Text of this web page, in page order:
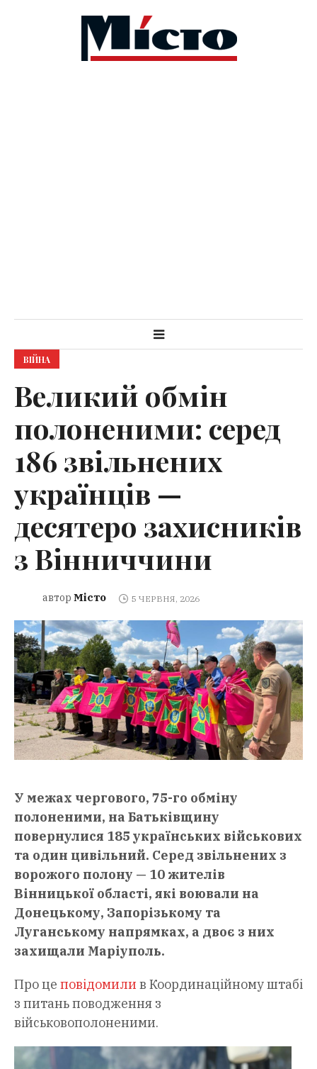
ВІЙНА
Великий обмін
полоненими: серед
186 звільнених
українців —
десятеро захисників
з Вінниччини
автор Місто 5 ЧЕРВНЯ, 2026
У межах чергового, 75-го обміну
полоненими, на Батьківщину
повернулися 185 українських військових
та один цивільний. Серед звільнених з
ворожого полону — 10 жителів
Вінницької області, які воювали на
Донецькому, Запорізькому та
Луганському напрямках, а двоє з них
захищали Маріуполь.
Про це повідомили в Координаційному штабі
з питань поводження з
військовополоненими.